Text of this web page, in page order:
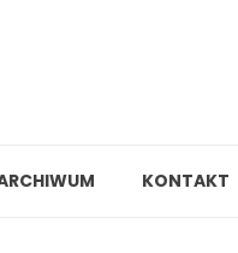
KONTAKT